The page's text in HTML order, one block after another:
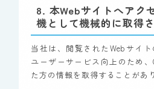
8. 本Webサイトへアク
機として機械的に取得
当社は、閲覧されたWebサイ
ユーザーサービス向上のため
た方の情報を取得することがあ